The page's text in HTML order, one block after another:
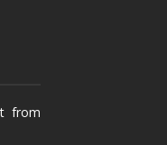
from